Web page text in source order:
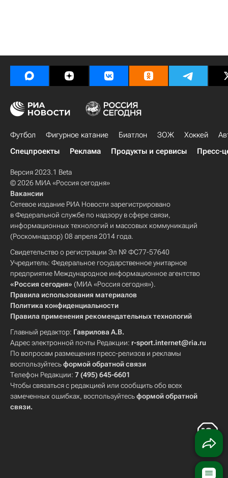
Футбол Фигурное катание Биатлон ЗОЖ Хоккей
Спецпроекты
Реклама Продукты и сервисы Пресс-
Версия 2023.1 Beta
© 2026 МИА «Россия сегодня»
Вакансии
Сетевое издание РИА Новости зарегистрировано
в Федеральной службе по надзору в сфере связи,
информационных технологий и массовых коммуникаций
(Роскомнадзор) 08 апреля 2014 года.
Свидетельство о регистрации Эл № ФС77-57640
Учредитель: Федеральное государственное унитарное
предприятие Международное информационное агентство
«Россия сегодня» (МИА «Россия сегодня»).
Правила использования материалов
Политика конфиденциальности
Правила применения рекомендательных технологий
Главный редактор: Гаврилова А.В.
Адрес электронной почты Редакции: r-sport.internet@ria.ru
По вопросам размещения пресс-релизов и рекламы
воспользуйтесьформой обратной связи
Телефон Редакции: 7 (495) 645-6601
Чтобы связаться с редакцией или сообщить обо всех
замеченных ошибках, воспользуйтесьформой обратной
связи.